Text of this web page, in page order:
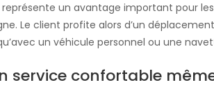
un avantage important pour
Le client profite alors d’un
un véhicule personnel ou une
service confortable